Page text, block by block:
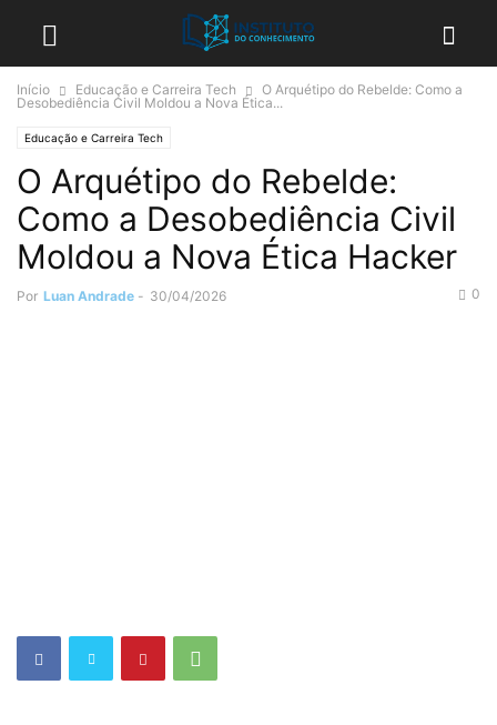
Início Educação e Carreira Tech
O Arquétipo do Rebelde: Como a
Desobediência Civil Moldou a Nova Ética...
Educação e Carreira Tech
O Arquétipo do Rebelde:
Como a Desobediência Civil
Moldou a Nova Ética Hacker
Por Luan Andrade - 30/04/2026 0